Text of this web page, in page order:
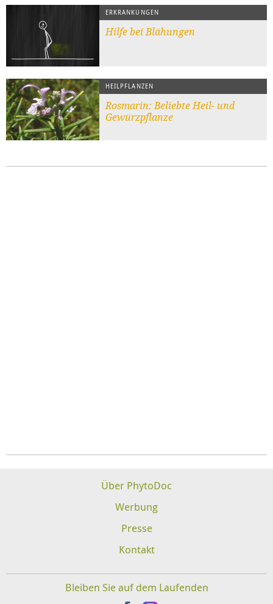
ERKRANKUNGEN
Hilfe bei Blähungen
HEILPFLANZEN
Rosmarin: Beliebte Heil- und
Gewürzpflanze
Über PhytoDoc
Werbung
Presse
Kontakt
Bleiben Sie auf dem Laufenden